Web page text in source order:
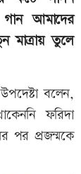
আমাদের
মাত্রায় তুলে
বলেন,
ফরিদা
পর প্রজন্মকে